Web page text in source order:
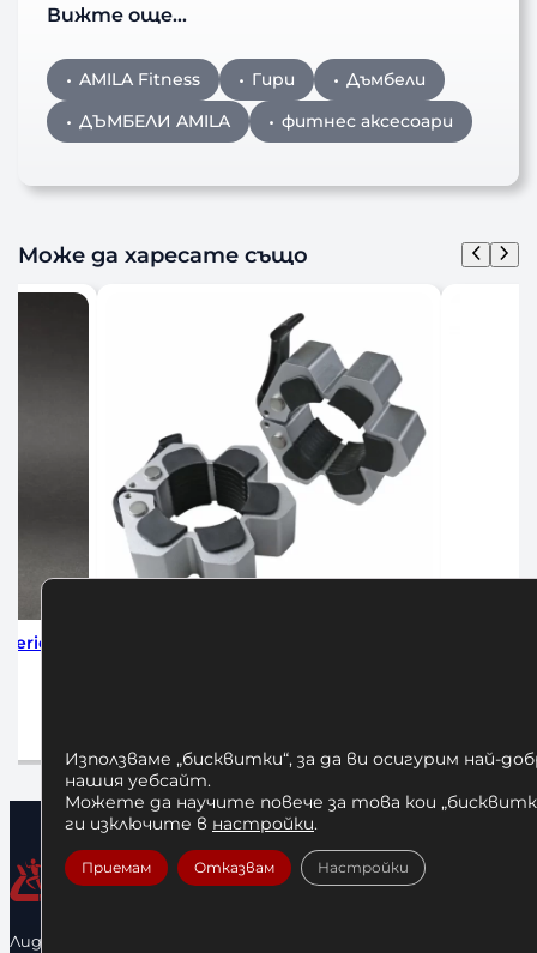
Вижте още…
AMILA Fitness Гири
Дъмбели
ДЪМБЕЛИ AMILA
фитнес аксесоари
Може да харесате също
Скоби за
Лидерфитнес е водещ вносител и представител на голямо
Използваме „бисквитки“, за да ви осигурим най-
нашия уебсайт.
Можете да научите повече за това кои
ги изключите в настройки.
Приемам Отказвам Настройки